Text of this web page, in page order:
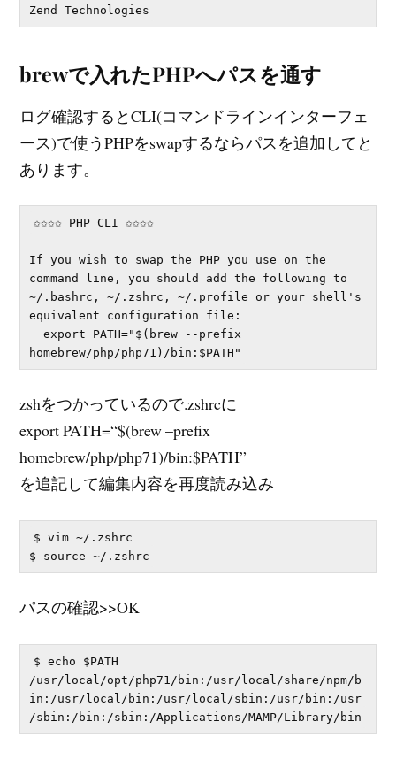
brewで入れたPHPへパスを通す
ログ確認するとCLI(コマンドラインインターフェ
ース)で使うPHPをswapするならパスを追加してと
あります。
✩✩✩✩ PHP CLI ✩✩✩✩
If you wish to swap the PHP you use on the
command line, you should add the following to
~/.bashrc, ~/.zshrc, ~/.profile or your shell's
equivalent configuration file:
  export PATH="$(brew --prefix
zshをつかっているので.zshrcに
export PATH=“$(brew –prefix
homebrew/php/php71)/bin:$PATH”
を追記して編集内容を再度読み込み
$ vim ~/.zshrc
パスの確認>>OK
$ echo $PATH
/usr/local/opt/php71/bin:/usr/local/share/npm/b
in:/usr/local/bin:/usr/local/sbin:/usr/bin:/usr